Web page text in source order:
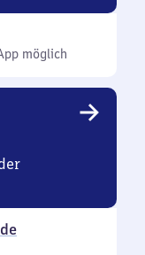
möglich